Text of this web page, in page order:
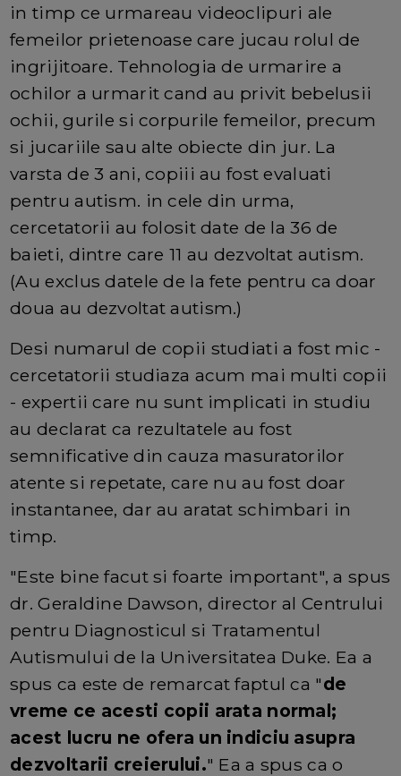
in timp ce urmareau videoclipuri ale
femeilor prietenoase care jucau rolul de
ingrijitoare. Tehnologia de urmarire a
ochilor a urmarit cand au privit bebelusii
ochii, gurile si corpurile femeilor, precum
si jucariile sau alte obiecte din jur. La
varsta de 3 ani, copiii au fost evaluati
pentru autism. in cele din urma,
cercetatorii au folosit date de la 36 de
baieti, dintre care 11 au dezvoltat autism.
(Au exclus datele de la fete pentru ca doar
doua au dezvoltat autism.)
Desi numarul de copii studiati a fost mic -
cercetatorii studiaza acum mai multi copii
- expertii care nu sunt implicati in studiu
au declarat ca rezultatele au fost
semnificative din cauza masuratorilor
atente si repetate, care nu au fost doar
instantanee, dar au aratat schimbari in
timp.
"Este bine facut si foarte important", a spus
dr. Geraldine Dawson, director al Centrului
pentru Diagnosticul si Tratamentul
Autismului de la Universitatea Duke. Ea a
spus ca este de remarcat faptul ca "de
vreme ce acesti copii arata normal;
acest lucru ne ofera un indiciu asupra
dezvoltarii creierului." Ea a spus ca o